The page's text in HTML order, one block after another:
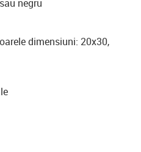
negru
dimensiuni: 20x30,